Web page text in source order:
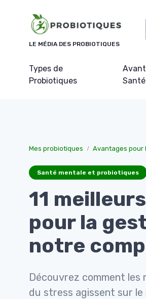
LE MÉDIA DES PROBIOTIQUES
Types de
Probiotiques
Santé
Mes probiotiques Avantages pour
Santé mentale et probiotiques
11
pour la
notre
Découvrez comment les
du stress agissent sur